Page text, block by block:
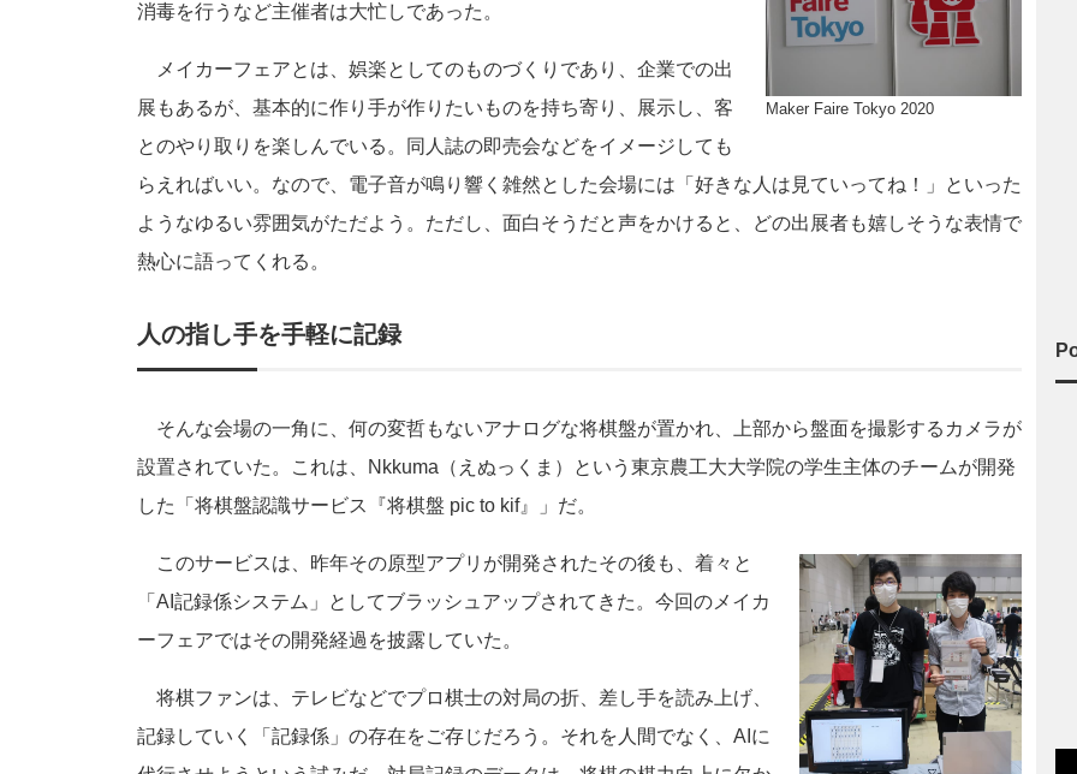
Maker Faire Tokyo 2020
消毒を行うなど主催者は大忙しであった。
メイカーフェアとは、娯楽としてのものづくりであり、企業での出
展もあるが、基本的に作り手が作りたいものを持ち寄り、展示し、客
とのやり取りを楽しんでいる。同人誌の即売会などをイメージしても
らえればいい。なので、電子音が鳴り響く雑然とした会場には「好きな人は見ていってね！」といった
ようなゆるい雰囲気がただよう。ただし、面白そうだと声をかけると、どの出展者も嬉しそうな表情で
熱心に語ってくれる。
人の指し手を手軽に記録
そんな会場の一角に、何の変哲もないアナログな将棋盤が置かれ、上部から盤面を撮影するカメラが
設置されていた。これは、Nkkuma（えぬっくま）という東京農工大大学院の学生主体のチームが開発
した「将棋盤認識サービス『将棋盤 pic to kif』」だ。
このサービスは、昨年その原型アプリが開発されたその後も、着々と
「AI記録係システム」としてブラッシュアップされてきた。今回のメイカ
ーフェアではその開発経過を披露していた。
将棋ファンは、テレビなどでプロ棋士の対局の折、差し手を読み上げ、
記録していく「記録係」の存在をご存じだろう。それを人間でなく、AIに